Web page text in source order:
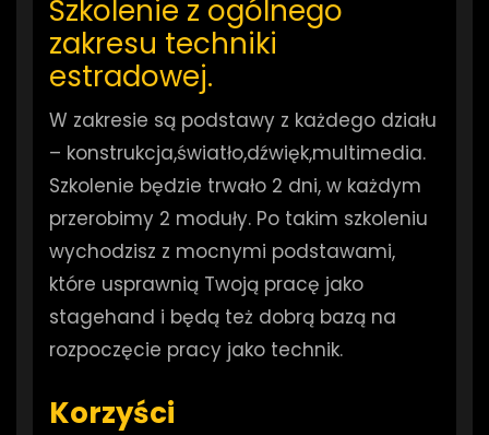
Szkolenie z ogólnego
zakresu techniki
estradowej.
W zakresie są podstawy z każdego działu
– konstrukcja,światło,dźwięk,multimedia.
Szkolenie będzie trwało 2 dni, w każdym
przerobimy 2 moduły. Po takim szkoleniu
wychodzisz z mocnymi podstawami,
które usprawnią Twoją pracę jako
stagehand i będą też dobrą bazą na
rozpoczęcie pracy jako technik.
Korzyści